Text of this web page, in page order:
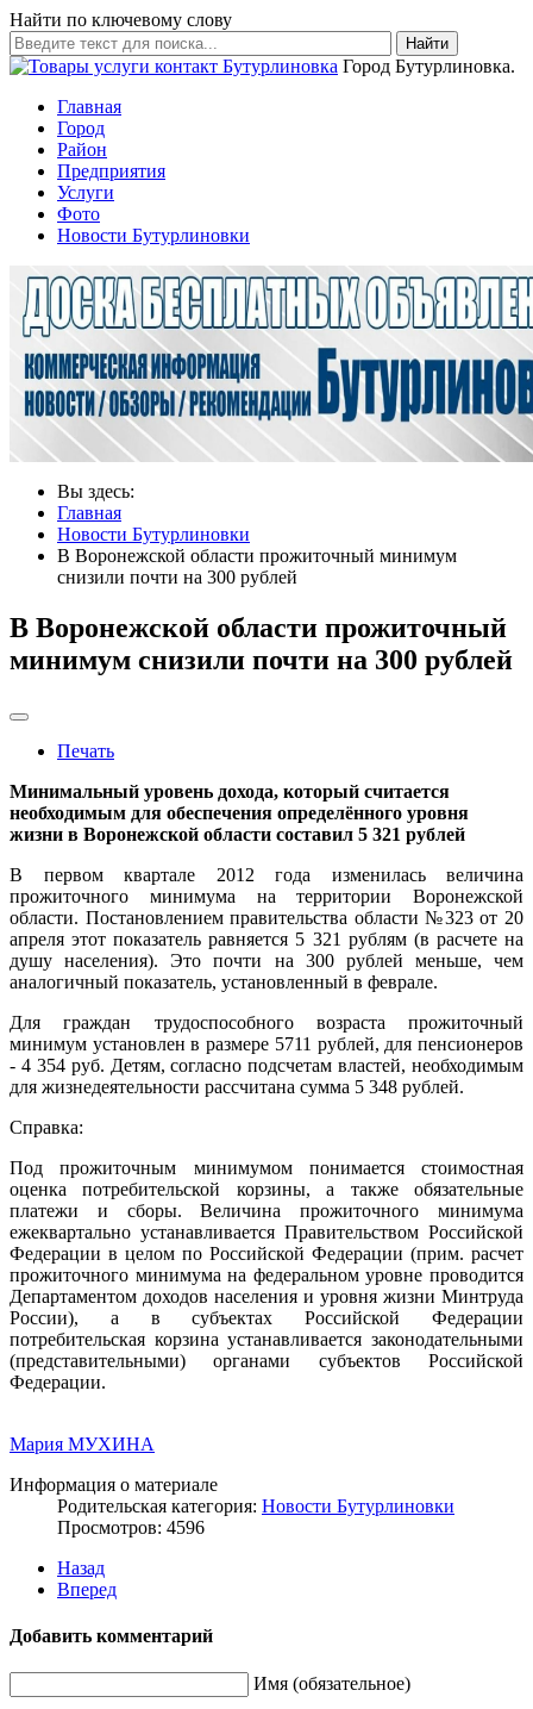
Найти по ключевому слову
Найти
Город Бутурлиновка.
Главная
Город
Район
Предприятия
Услуги
Фото
Новости Бутурлиновки
Вы здесь:
Главная
Новости Бутурлиновки
В Воронежской области прожиточный минимум
снизили почти на 300 рублей
В Воронежской области прожиточный
минимум снизили почти на 300 рублей
Печать
Минимальный уровень дохода, который считается
необходимым для обеспечения определённого уровня
жизни в Воронежской области составил 5 321 рублей
В первом квартале 2012 года изменилась величина
прожиточного минимума на территории Воронежской
области. Постановлением правительства области №323 от 20
апреля этот показатель равняется 5 321 рублям (в расчете на
душу населения). Это почти на 300 рублей меньше, чем
аналогичный показатель, установленный в феврале.
Для граждан трудоспособного возраста прожиточный
минимум установлен в размере 5711 рублей, для пенсионеров
- 4 354 руб. Детям, согласно подсчетам властей, необходимым
для жизнедеятельности рассчитана сумма 5 348 рублей.
Справка:
Под прожиточным минимумом понимается стоимостная
оценка потребительской корзины, а также обязательные
платежи и сборы. Величина прожиточного минимума
ежеквартально устанавливается Правительством Российской
Федерации в целом по Российской Федерации (прим. расчет
прожиточного минимума на федеральном уровне проводится
Департаментом доходов населения и уровня жизни Минтруда
России), а в субъектах Российской Федерации
потребительская корзина устанавливается законодательными
(представительными) органами субъектов Российской
Федерации.
Мария МУХИНА
Информация о материале
Родительская категория: Новости Бутурлиновки
Просмотров: 4596
Назад
Вперед
Добавить комментарий
Имя (обязательное)